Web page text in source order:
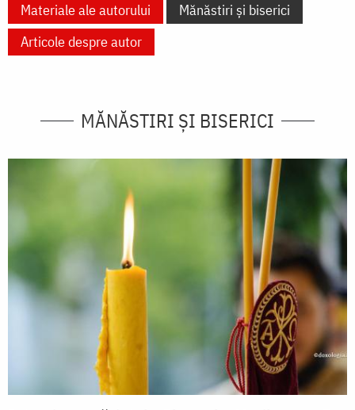
Materiale ale autorului
Mănăstiri și biserici
Articole despre autor
MĂNĂSTIRI ȘI BISERICI